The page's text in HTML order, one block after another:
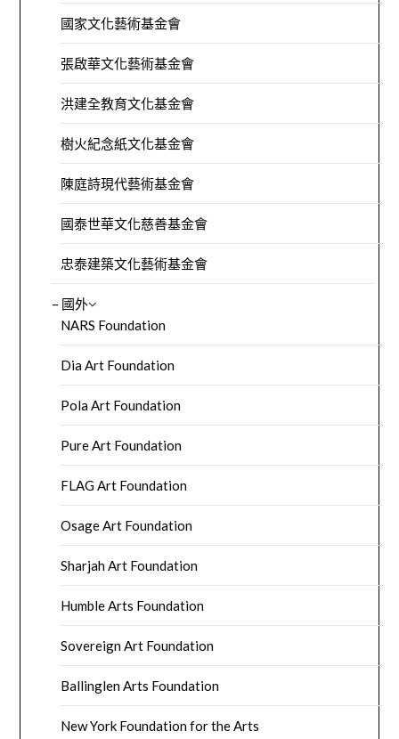
國家文化藝術基金會
張啟華文化藝術基金會
洪建全教育文化基金會
樹火紀念紙文化基金會
陳庭詩現代藝術基金會
國泰世華文化慈善基金會
忠泰建築文化藝術基金會
– 國外
NARS Foundation
Dia Art Foundation
Pola Art Foundation
Pure Art Foundation
FLAG Art Foundation
Osage Art Foundation
Sharjah Art Foundation
Humble Arts Foundation
Sovereign Art Foundation
Ballinglen Arts Foundation
New York Foundation for the Arts